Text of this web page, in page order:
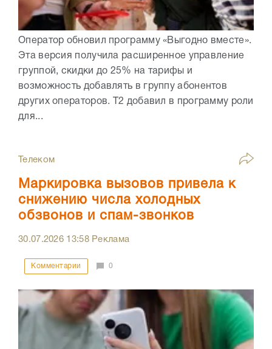
Оператор обновил программу «Выгодно вместе».
Эта версия получила расширенное управление
группой, скидки до 25% на тарифы и
возможность добавлять в группу абонентов
других операторов. Т2 добавил в программу роли
для...
Телеком
Маркировка вызовов привела к
снижению числа холодных
обзвонов и спам-звонков
30.07.2026 13:58Реклама
Комментарии 0